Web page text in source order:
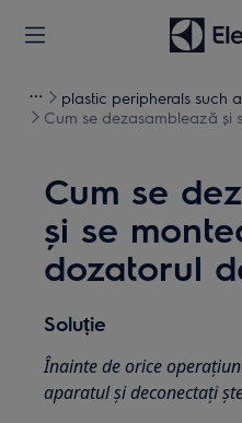
plastic peripherals such
Cum se dezasamblează
Cum se
și se
dozatorul
Soluție
Înainte de orice
aparatul și deconectați